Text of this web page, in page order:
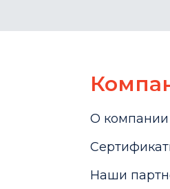
О компании
Наши